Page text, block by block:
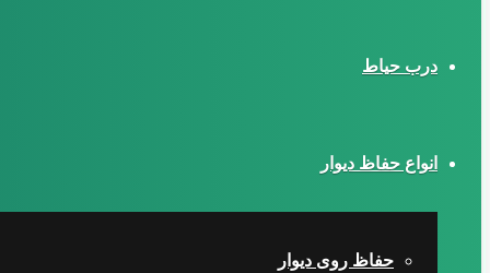
درب حیاط
انواع حفاظ دیوار
حفاظ روی دیوار